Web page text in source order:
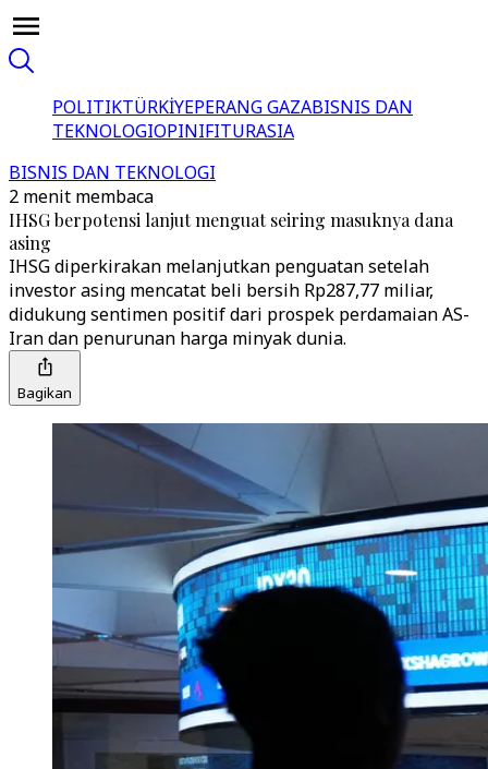
POLITIKTÜRKİYEPERANG GAZABISNIS DAN
TEKNOLOGIOPINIFITURASIA
BISNIS DAN TEKNOLOGI
2 menit membaca
IHSG berpotensi lanjut menguat seiring masuknya dana
asing
IHSG diperkirakan melanjutkan penguatan setelah
investor asing mencatat beli bersih Rp287,77 miliar,
didukung sentimen positif dari prospek perdamaian AS-
Iran dan penurunan harga minyak dunia.
Bagikan